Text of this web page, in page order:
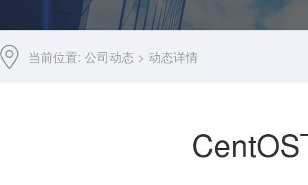
当前位置: 公司动态 > 动态详情